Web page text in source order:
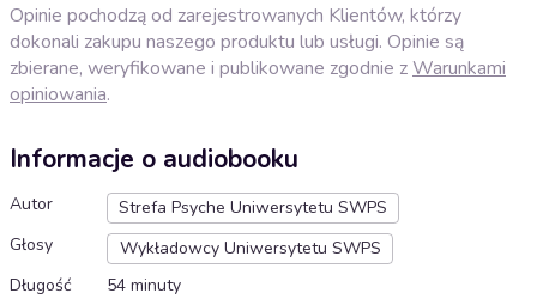
Opinie pochodzą od zarejestrowanych Klientów, którzy
dokonali zakupu naszego produktu lub usługi. Opinie są
zbierane, weryfikowane i publikowane zgodnie zWarunkami
opiniowania.
Informacje o audiobooku
Autor
Strefa Psyche Uniwersytetu SWPS
Głosy
Wykładowcy Uniwersytetu SWPS
Długość
54 minuty